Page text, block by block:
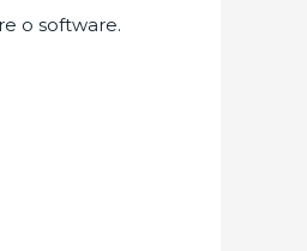
o software.